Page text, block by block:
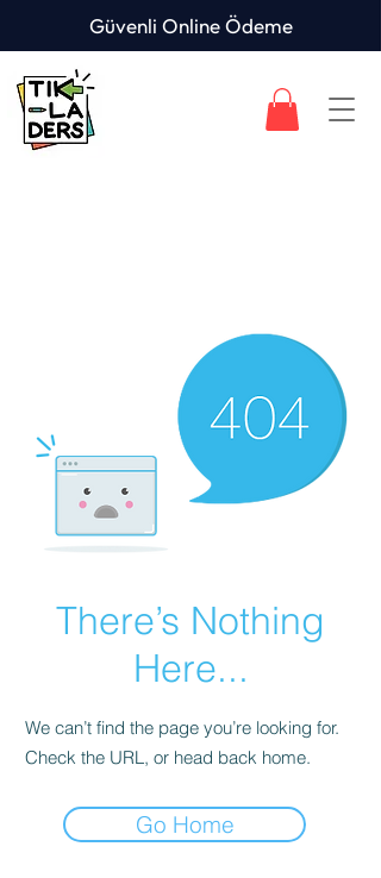
Güvenli Online Ödeme
There’s Nothing
Here...
We can’t find the page you’re looking for.
Check the URL, or head back home.
Go Home